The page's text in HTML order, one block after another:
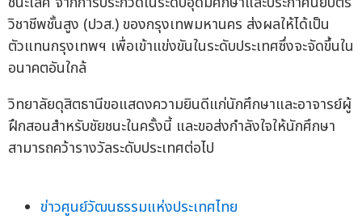
วิชาชีพชั้นสูง (ปวส.) ของกรุงเทพมหานคร ส่งผลให้ได้เป็น
ตัวแทนกรุงเทพฯ เพื่อเข้าแข่งขันในระดับประเทศซึ่งจะจัดขึ้นใน
อนาคตอันใกล้
วิทยาลัยดุสิตธานีขอแสดงความยินดีแก่นักศึกษาและอาจารย์ผู้
ฝึกสอนสำหรับชัยชนะในครั้งนี้ และขอส่งกำลังใจให้นักศึกษา
สามารถคว้ารางวัลระดับประเทศต่อไป
ข่าวศูนย์วัฒนธรรมแห่งประเทศไทย